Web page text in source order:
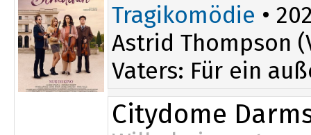
Tragikomödie •
Astrid Thompson
Vaters: Für ein
Citydome